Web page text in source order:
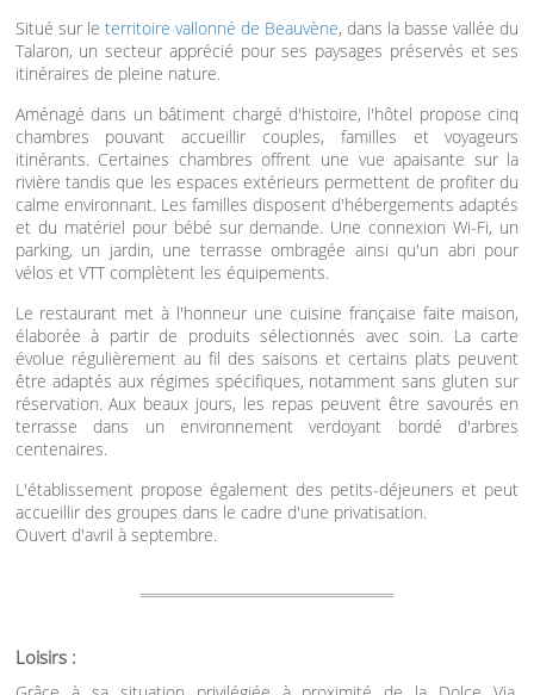
Situé sur le territoire vallonné de Beauvène, dans la basse vallée du
Talaron, un secteur apprécié pour ses paysages préservés et ses
itinéraires de pleine nature.
Aménagé dans un bâtiment chargé d'histoire, l'hôtel propose cinq
chambres pouvant accueillir couples, familles et voyageurs
itinérants. Certaines chambres offrent une vue apaisante sur la
rivière tandis que les espaces extérieurs permettent de profiter du
calme environnant. Les familles disposent d'hébergements adaptés
et du matériel pour bébé sur demande. Une connexion Wi-Fi, un
parking, un jardin, une terrasse ombragée ainsi qu'un abri pour
vélos et VTT complètent les équipements.
Le restaurant met à l'honneur une cuisine française faite maison,
élaborée à partir de produits sélectionnés avec soin. La carte
évolue régulièrement au fil des saisons et certains plats peuvent
être adaptés aux régimes spécifiques, notamment sans gluten sur
réservation. Aux beaux jours, les repas peuvent être savourés en
terrasse dans un environnement verdoyant bordé d'arbres
centenaires.
L'établissement propose également des petits-déjeuners et peut
accueillir des groupes dans le cadre d'une privatisation.
Ouvert d'avril à septembre.
Loisirs :